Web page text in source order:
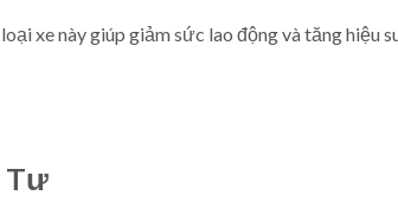
xe này giúp giảm sức lao động và tăng hiệu
Tư